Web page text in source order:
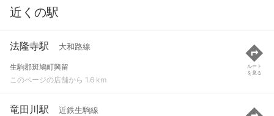
近くの駅
法隆寺駅 大和路線
生駒郡斑鳩町興留
このページの店舗から 1.6 km
ルート
を見る
竜田川駅 近鉄生駒線